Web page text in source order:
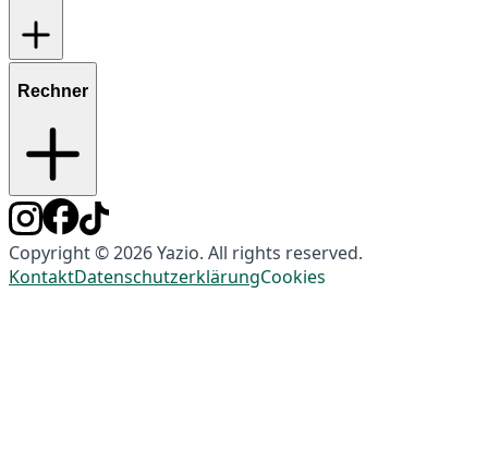
Rechner
Copyright © 2026 Yazio. All rights reserved.
KontaktDatenschutzerklärungCookies